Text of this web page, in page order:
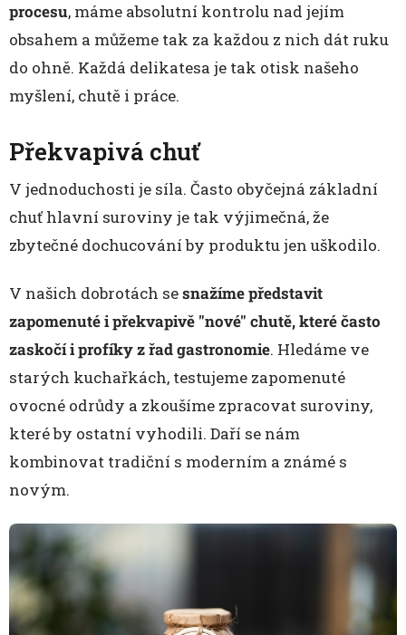
procesu, máme absolutní kontrolu nad jejím
obsahem a můžeme tak za každou z nich dát ruku
do ohně. Každá delikatesa je tak otisk našeho
myšlení, chutě i práce.
Překvapivá chuť
V jednoduchosti je síla. Často obyčejná základní
chuť hlavní suroviny je tak výjimečná, že
zbytečné dochucování by produktu jen uškodilo.
V našich dobrotách sesnažíme představit
zapomenuté i překvapivě "nové" chutě, které často
zaskočí i profíky z řad gastronomie. Hledáme ve
starých kuchařkách, testujeme zapomenuté
ovocné odrůdy a zkoušíme zpracovat suroviny,
které by ostatní vyhodili. Daří se nám
kombinovat tradiční s moderním a známé s
novým.